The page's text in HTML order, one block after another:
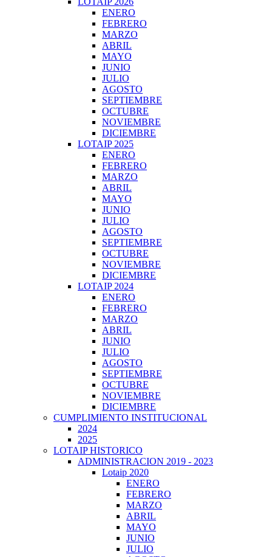
ENERO
FEBRERO
MARZO
ABRIL
MAYO
JUNIO
JULIO
AGOSTO
SEPTIEMBRE
OCTUBRE
NOVIEMBRE
DICIEMBRE
LOTAIP 2025
ENERO
FEBRERO
MARZO
ABRIL
MAYO
JUNIO
JULIO
AGOSTO
SEPTIEMBRE
OCTUBRE
NOVIEMBRE
DICIEMBRE
LOTAIP 2024
ENERO
FEBRERO
MARZO
ABRIL
JUNIO
JULIO
AGOSTO
SEPTIEMBRE
OCTUBRE
NOVIEMBRE
DICIEMBRE
CUMPLIMIENTO INSTITUCIONAL
2024
2025
LOTAIP HISTORICO
ADMINISTRACION 2019 - 2023
Lotaip 2020
ENERO
FEBRERO
MARZO
ABRIL
MAYO
JUNIO
JULIO